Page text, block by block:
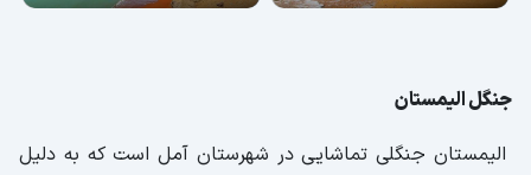
جنگل الیمستان
الیمستان جنگلی تماشایی در شهرستان آمل است که به دلیل